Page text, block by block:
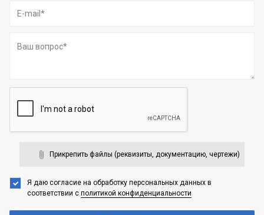
Прикрепить файлы (реквизиты, документацию, чертежи)
Я даю согласие на обработку персональных данных в
соответствии с политикой конфиденциальности